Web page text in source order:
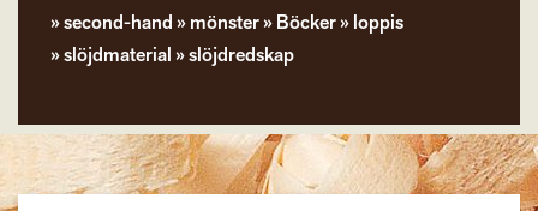
second-hand mönster Böcker
loppis
slöjdmaterial
slöjdredskap